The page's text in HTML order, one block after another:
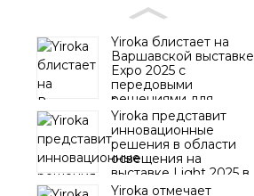
Yiroka блистает на
Варшавской выставке
Expo 2025 с
передовыми
решениями для
умного дома
Yiroka представит
инновационные
решения в области
освещения на
выставке Light 2025 в
Варшаве
Yiroka отмечает